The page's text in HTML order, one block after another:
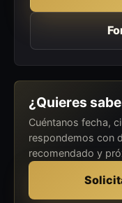
¿Quieres
Cuéntanos fecha,
respondemos con
recomendado y